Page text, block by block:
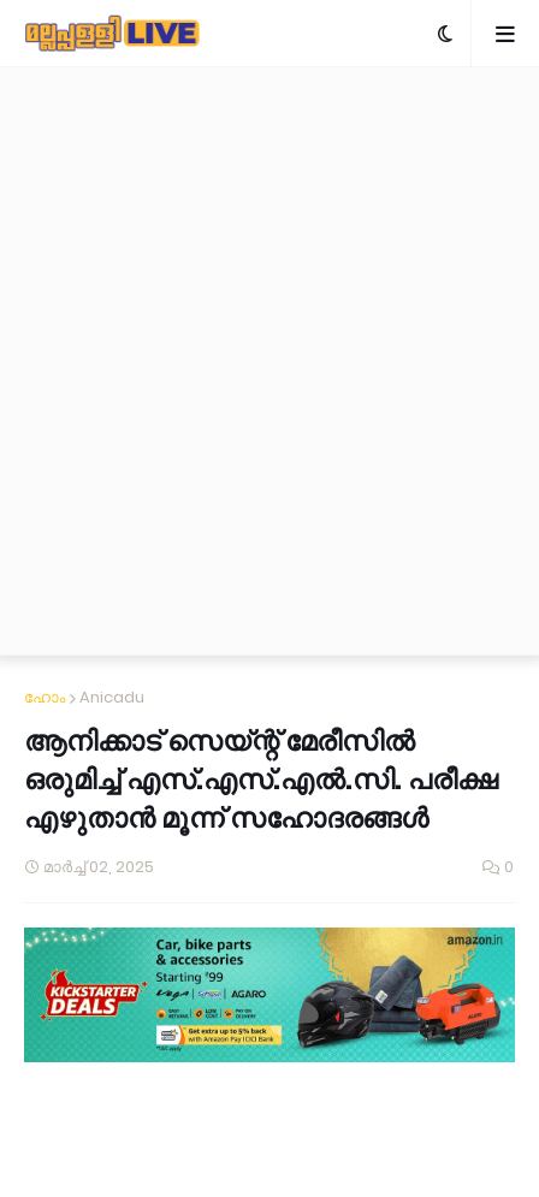
ഹോം Anicadu
ആനിക്കാട് സെയ്‌ന്റ്‌ മേരീസിൽ
ഒരുമിച്ച് എസ്.എസ്.എൽ.സി. പരീക്ഷ
എഴുതാൻ മൂന്ന് സഹോദരങ്ങൾ
മാർച്ച് 02, 2025 0